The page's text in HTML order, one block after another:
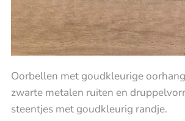
Oorbellen met goudkleurige
zwarte metalen ruiten en
steentjes met goudkleurig randje.